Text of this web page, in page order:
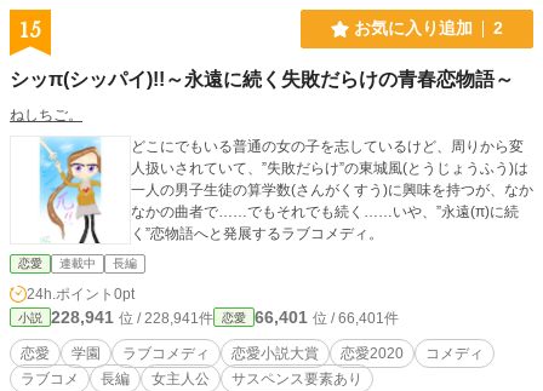
15 お気に入り追加 2
シッπ(シッパイ)!!～永遠に続く失敗だらけの青春恋物語～
ねしちご。
どこにでもいる普通の女の子を志しているけど、周りから変
人扱いされていて、”失敗だらけ”の東城風(とうじょうふう)は
一人の男子生徒の算学数(さんがくすう)に興味を持つが、なか
なかの曲者で……でもそれでも続く……いや、”永遠(π)に続
く”恋物語へと発展するラブコメディ。
恋愛 連載中 長編
24h.ポイント 0pt
小説 228,941 位 / 228,941件 恋愛 66,401 位 / 66,401件
恋愛 学園 ラブコメディ 恋愛小説大賞 恋愛2020
コメディ
ラブコメ
長編 女主人公 サスペンス要素あり